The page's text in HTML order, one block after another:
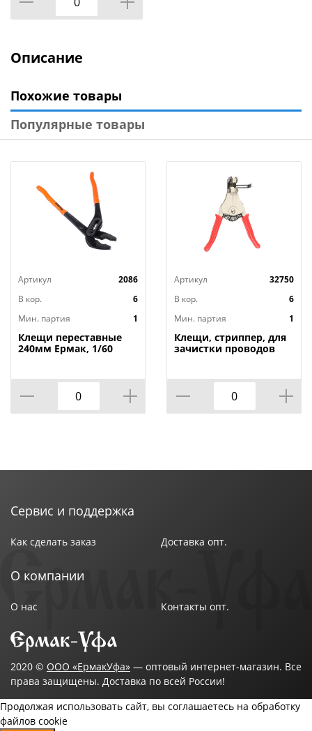
Описание
Похожие товары
Популярные товары
Артикул
2086
В кор.
6
Мин. партия
1
Клещи переставные
240мм Ермак, 1/60
Артикул
32750
В кор.
6
Мин. партия
1
Клещи, стриппер, для
зачистки проводов
Сервис и поддержка
Как сделать заказ Доставка опт.
О компании
О нас Контакты опт.
2020 © ООО «ЕрмакУфа» — оптовый интернет-магазин. Все
права защищены. Доставка по всей России!
Продолжая использовать сайт, вы соглашаетесь на обработку
файлов cookie